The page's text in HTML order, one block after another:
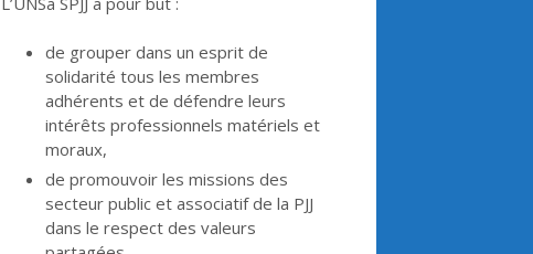
de grouper dans un esprit de
solidarité tous les membres
adhérents et de défendre leurs
intérêts professionnels matériels et
moraux,
de promouvoir les missions des
secteur public et associatif de la PJJ
dans le respect des valeurs